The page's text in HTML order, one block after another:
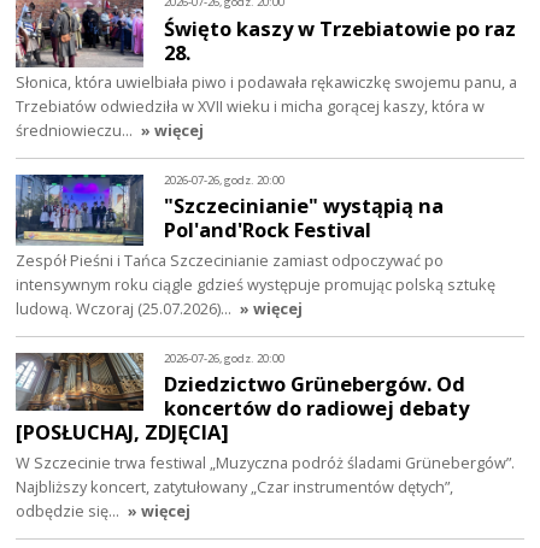
Święto kaszy w Trzebiatowie po raz
28.
Słonica, która uwielbiała piwo i podawała rękawiczkę swojemu panu, a
Trzebiatów odwiedziła w XVII wieku i micha gorącej kaszy, która w
średniowieczu… » więcej
2026-07-26, godz. 20:00
"Szczecinianie" wystąpią na
Pol'and'Rock Festival
Zespół Pieśni i Tańca Szczecinianie zamiast odpoczywać po
intensywnym roku ciągle gdzieś występuje promując polską sztukę
ludową. Wczoraj (25.07.2026)… » więcej
2026-07-26, godz. 20:00
Dziedzictwo Grünebergów. Od
koncertów do radiowej debaty
[POSŁUCHAJ, ZDJĘCIA]
W Szczecinie trwa festiwal „Muzyczna podróż śladami Grünebergów”.
Najbliższy koncert, zatytułowany „Czar instrumentów dętych”,
odbędzie się… » więcej